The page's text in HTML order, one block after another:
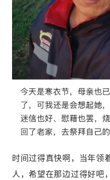
时间过得真快啊，当年领
人，希望在那边过得好吧